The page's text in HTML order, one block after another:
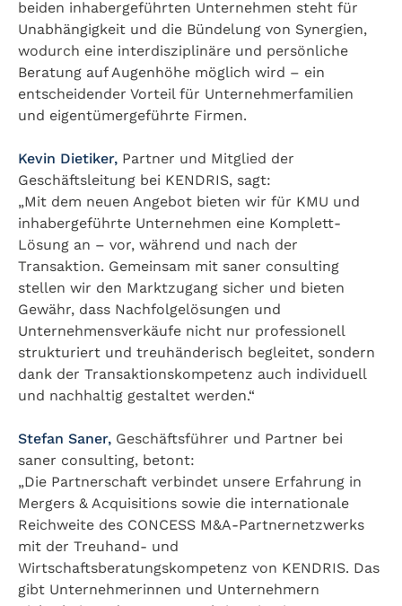
beiden inhabergeführten Unternehmen steht für
Unabhängigkeit und die Bündelung von Synergien,
wodurch eine interdisziplinäre und persönliche
Beratung auf Augenhöhe möglich wird – ein
entscheidender Vorteil für Unternehmerfamilien
und eigentümergeführte Firmen.
Kevin Dietiker, Partner und Mitglied der
Geschäftsleitung bei KENDRIS, sagt:
„Mit dem neuen Angebot bieten wir für KMU und
inhabergeführte Unternehmen eine Komplett-
Lösung an – vor, während und nach der
Transaktion. Gemeinsam mit saner consulting
stellen wir den Marktzugang sicher und bieten
Gewähr, dass Nachfolgelösungen und
Unternehmensverkäufe nicht nur professionell
strukturiert und treuhänderisch begleitet, sondern
dank der Transaktionskompetenz auch individuell
und nachhaltig gestaltet werden.“
Stefan Saner, Geschäftsführer und Partner bei
saner consulting, betont:
„Die Partnerschaft verbindet unsere Erfahrung in
Mergers & Acquisitions sowie die internationale
Reichweite des CONCESS M&A-Partnernetzwerks
mit der Treuhand- und
Wirtschaftsberatungskompetenz von KENDRIS. Das
gibt Unternehmerinnen und Unternehmern